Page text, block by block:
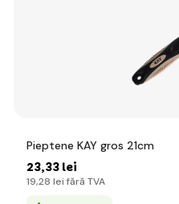
Pieptene KAY gros 21cm
23,33 lei
19,28 lei fără TVA